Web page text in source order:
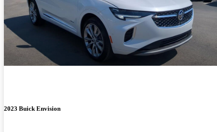
2023 Buick Envision